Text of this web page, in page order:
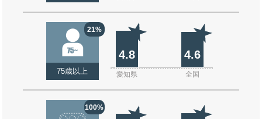
21%
75歳以上
4.8 4.6
愛知県 全国
100%